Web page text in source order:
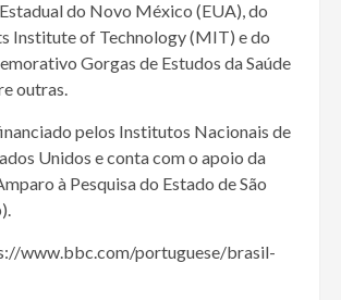
do Novo México (EUA), do
Institute of Technology (MIT) e do
Gorgas de Estudos da Saúde
outras.
pelos Institutos Nacionais de
Unidos e conta com o apoio da
à Pesquisa do Estado de São
www.bbc.com/portuguese/brasil-